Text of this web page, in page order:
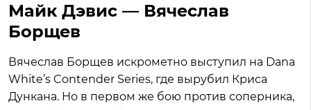
Майк Дэвис — Вячеслав
Борщев
Вячеслав Борщев искрометно выступил на Dana
White’s Contender Series, где вырубил Криса
Дункана. Но в первом же бою против соперника,